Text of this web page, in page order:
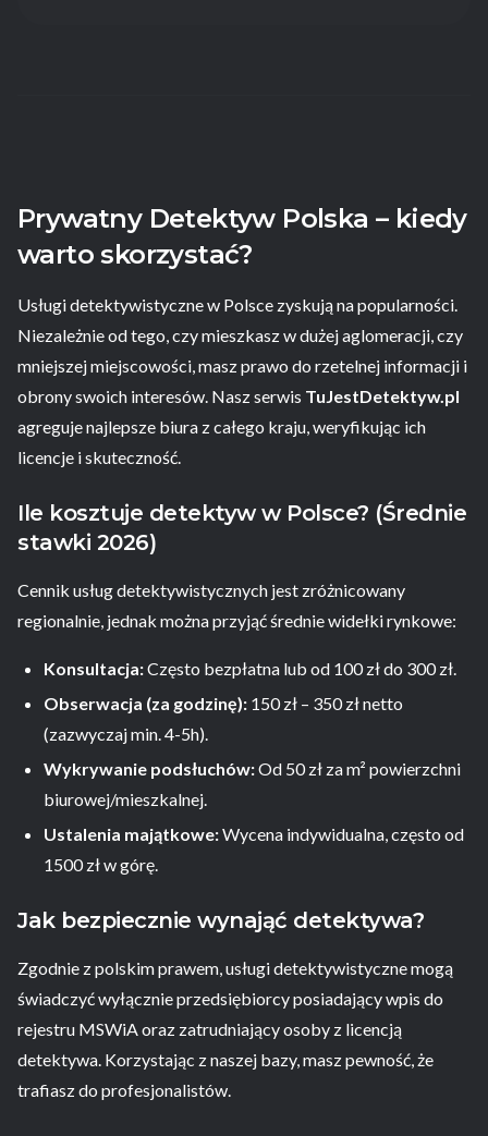
Prywatny Detektyw Polska – kiedy
warto skorzystać?
Usługi detektywistyczne w Polsce zyskują na popularności.
Niezależnie od tego, czy mieszkasz w dużej aglomeracji, czy
mniejszej miejscowości, masz prawo do rzetelnej informacji i
obrony swoich interesów. Nasz serwis TuJestDetektyw.pl
agreguje najlepsze biura z całego kraju, weryfikując ich
licencje i skuteczność.
Ile kosztuje detektyw w Polsce? (Średnie
stawki 2026)
Cennik usług detektywistycznych jest zróżnicowany
regionalnie, jednak można przyjąć średnie widełki rynkowe:
Konsultacja:Często bezpłatna lub od 100 zł do 300 zł.
Obserwacja (za godzinę): 150 zł – 350 zł netto
(zazwyczaj min. 4-5h).
Wykrywanie podsłuchów:Od 50 zł za m² powierzchni
biurowej/mieszkalnej.
Ustalenia majątkowe:Wycena indywidualna, często od
1500 zł w górę.
Jak bezpiecznie wynająć detektywa?
Zgodnie z polskim prawem, usługi detektywistyczne mogą
świadczyć wyłącznie przedsiębiorcy posiadający wpis do
rejestru MSWiA oraz zatrudniający osoby z licencją
detektywa. Korzystając z naszej bazy, masz pewność, że
trafiasz do profesjonalistów.